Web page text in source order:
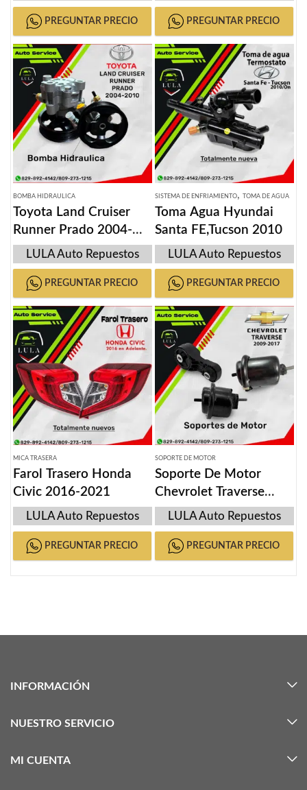
PREGUNTAR PRECIO PREGUNTAR PRECIO
BOMBA HIDRAULICA
Toyota Land Cruiser
Runner Prado 2004-
2010LULA Auto Repuestos
PREGUNTAR PRECIO
SISTEMA DE ENFRIAMIENTO, TOMA DE AGUA
Toma Agua Hyundai
Santa FE,Tucson 2010
LULA Auto Repuestos
PREGUNTAR PRECIO
MICA TRASERA
Farol Trasero Honda
Civic 2016-2021
LULA Auto Repuestos
PREGUNTAR PRECIO
SOPORTE DE MOTOR
Soporte De Motor
Chevrolet Traverse
2009-2017
LULA Auto Repuestos
PREGUNTAR PRECIO
INFORMACIÓN
NUESTRO SERVICIO
MI CUENTA